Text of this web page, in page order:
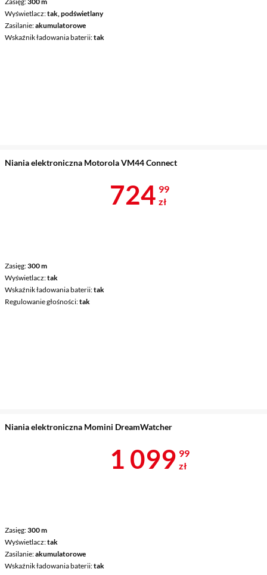
Wyświetlacz tak, podświetlany
Zasilanie akumulatorowe
Wskaźnik ładowania baterii tak
Niania elektroniczna Motorola VM44 Connect
Zasięg 300 m
Wyświetlacz tak
Wskaźnik ładowania baterii tak
Regulowanie głośności tak
Cena 724,99
724 99
zł
Niania elektroniczna Momini DreamWatcher
Zasięg 300 m
Wyświetlacz tak
Zasilanie akumulatorowe
Wskaźnik ładowania baterii tak
Cena 1
1 099 99
zł